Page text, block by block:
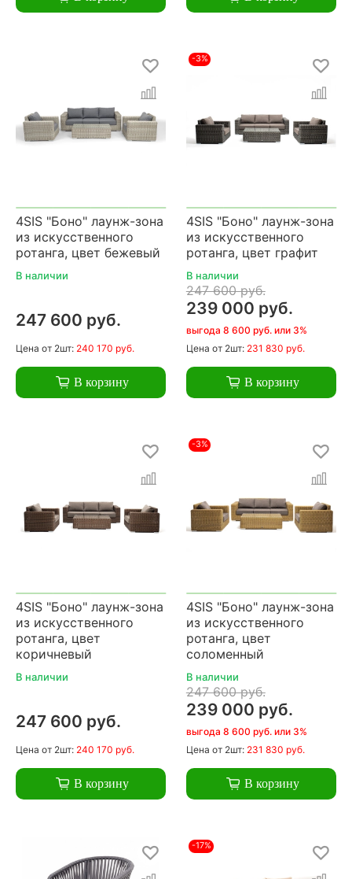
4SIS "Боно" лаунж-зона
из искусственного
ротанга, цвет бежевый
В наличии
247 600 руб.
Цена от 2шт: 240 170 руб.
В корзину
-3%
4SIS "Боно" лаунж-зона
из искусственного
ротанга, цвет графит
В наличии
247 600 руб.
239 000 руб.
выгода 8 600 руб. или 3%
Цена от 2шт: 231 830 руб.
В корзину
4SIS "Боно" лаунж-зона
из искусственного
ротанга, цвет
коричневый
В наличии
247 600 руб.
Цена от 2шт: 240 170 руб.
В корзину
-3%
4SIS "Боно" лаунж-зона
из искусственного
ротанга, цвет
соломенный
В наличии
247 600 руб.
239 000 руб.
выгода 8 600 руб. или 3%
Цена от 2шт: 231 830 руб.
В корзину
-17%